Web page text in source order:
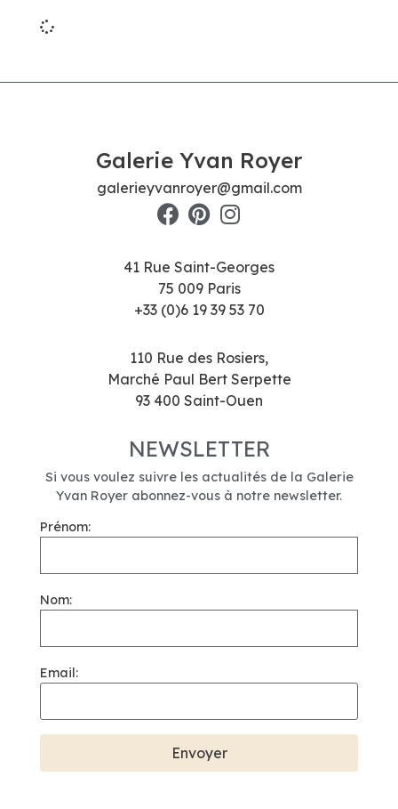
Galerie Yvan Royer
galerieyvanroyer@gmail.com
41 Rue Saint-Georges
75 009 Paris
+33 (0)6 19 39 53 70
110 Rue des Rosiers,
Marché Paul Bert Serpette
93 400 Saint-Ouen
NEWSLETTER
Si vous voulez suivre les actualités de la Galerie
Yvan Royer abonnez-vous à notre newsletter.
Prénom:
Nom:
Email: